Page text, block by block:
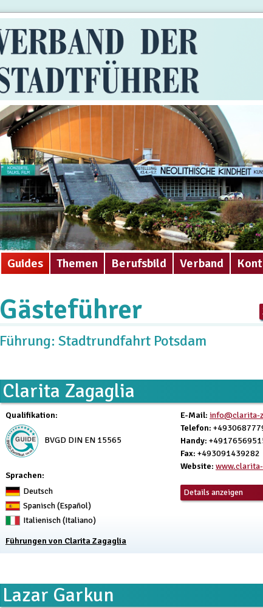
Guides Themen Berufsbild Verband
Gästeführer
Führung: Stadtrundfahrt Potsdam
Clarita Zagaglia
Qualifikation:
BVGD DIN EN 15565
Sprachen:
Deutsch
Spanisch (Español)
Italienisch (Italiano)
E-Mail: info@clarita-
Telefon:
Handy:
Fax: +493091439282
Website:
Details anzeigen
Führungen von Clarita Zagaglia
Lazar Garkun